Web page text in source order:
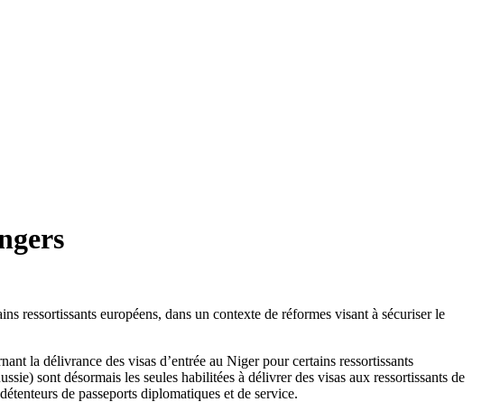
ressortissants européens, dans un contexte de réformes visant à sécuriser le
la délivrance des visas d’entrée au Niger pour certains ressortissants
sont désormais les seules habilitées à délivrer des visas aux ressortissants de
de passeports diplomatiques et de service.